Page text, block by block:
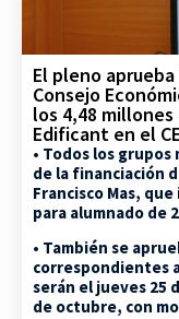
El pleno
Consejo
los 4,48
Edificant en el
• Todos los
de la financiación
Francisco Mas,
para alumnado de
• También se
correspondientes
serán el jueves 25
de octubre, con